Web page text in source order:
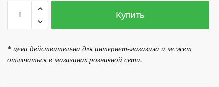
159.00 р..
Количество
товара
Труба
100х100х3
ГОСТ
Купить
* цена действительна для интернет-магазина и может
отличаться в магазинах розничной сети.